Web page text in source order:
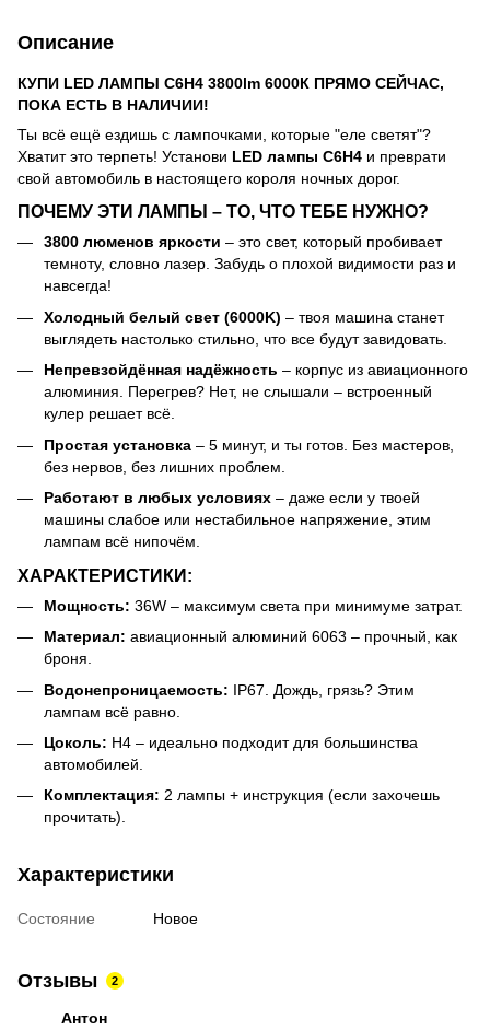
Описание
КУПИ LED ЛАМПЫ C6H4 3800lm 6000К ПРЯМО СЕЙЧАС,
ПОКА ЕСТЬ В НАЛИЧИИ!
Ты всё ещё ездишь с лампочками, которые "еле светят"?
Хватит это терпеть! Установи LED лампы C6H4 и преврати
свой автомобиль в настоящего короля ночных дорог.
ПОЧЕМУ ЭТИ ЛАМПЫ – ТО, ЧТО ТЕБЕ НУЖНО?
3800 люменов яркости – это свет, который пробивает
темноту, словно лазер. Забудь о плохой видимости раз и
навсегда!
Холодный белый свет (6000K) – твоя машина станет
выглядеть настолько стильно, что все будут завидовать.
Непревзойдённая надёжность – корпус из авиационного
алюминия. Перегрев? Нет, не слышали – встроенный
кулер решает всё.
Простая установка – 5 минут, и ты готов. Без мастеров,
без нервов, без лишних проблем.
Работают в любых условиях – даже если у твоей
машины слабое или нестабильное напряжение, этим
лампам всё нипочём.
ХАРАКТЕРИСТИКИ:
Мощность: 36W – максимум света при минимуме затрат.
Материал: авиационный алюминий 6063 – прочный, как
броня.
Водонепроницаемость: IP67. Дождь, грязь? Этим
лампам всё равно.
Цоколь: H4 – идеально подходит для большинства
автомобилей.
Комплектация: 2 лампы + инструкция (если захочешь
прочитать).
Характеристики
Состояние Новое
Отзывы 2
Антон